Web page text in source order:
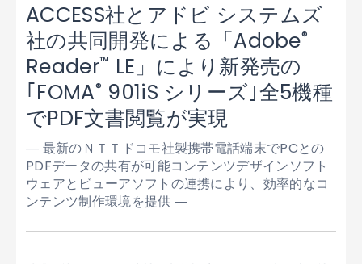
ACCESS社とアドビ システムズ
社の共同開発による「Adobe®
Reader™ LE」により新発売の
｢FOMA® 901iS シリーズ｣全5機種
でPDF文書閲覧が実現
― 最新のＮＴＴドコモ社製携帯電話端末でPCとの
PDFデータの共有が可能コンテンツデザインソフト
ウェアとビューアソフトの連携により、効率的なコ
ンテンツ制作環境を提供 ―